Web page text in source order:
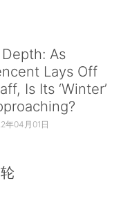
Depth: As
Lays Off
Is Its ‘Winter’
年04月01日